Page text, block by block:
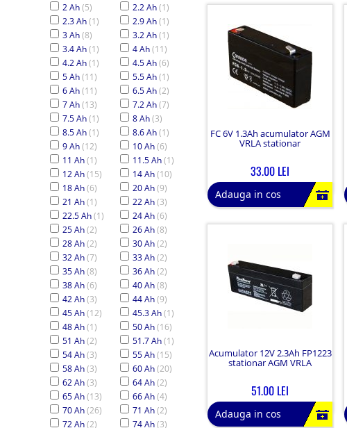
2 Ah(5) 2.2 Ah(1)
2.3 Ah(1) 2.9 Ah(1)
3 Ah(8) 3.2 Ah(1)
3.4 Ah(1) 4 Ah(11)
4.2 Ah(1) 4.5 Ah(6)
5 Ah(11) 5.5 Ah(1)
6 Ah(11) 6.5 Ah(2)
7 Ah(13) 7.2 Ah(7)
7.5 Ah(1) 8 Ah(3)
8.5 Ah(1) 8.6 Ah(1)
9 Ah(12) 10 Ah(6)
11 Ah(1) 11.5 Ah(1)
12 Ah(15) 14 Ah(10)
18 Ah(6) 20 Ah(9)
21 Ah(1) 22 Ah(3)
22.5 Ah(1) 24 Ah(6)
25 Ah(2) 26 Ah(8)
28 Ah(2) 30 Ah(2)
32 Ah(7) 33 Ah(2)
35 Ah(8) 36 Ah(2)
38 Ah(6) 40 Ah(8)
42 Ah(3) 44 Ah(9)
45 Ah(12) 45.3 Ah(1)
48 Ah(1) 50 Ah(16)
51 Ah(2) 51.7 Ah(1)
54 Ah(3) 55 Ah(15)
58 Ah(3) 60 Ah(20)
62 Ah(3) 64 Ah(2)
65 Ah(13) 66 Ah(4)
70 Ah(26) 71 Ah(2)
72 Ah(2) 74 Ah(3)
FC 6V 1.3Ah acumulator AGM
VRLA stationar
33.00 LEI
Adauga in cos
Acumulator 12V 2.3Ah FP1223
stationar AGM VRLA
51.00 LEI
Adauga in cos